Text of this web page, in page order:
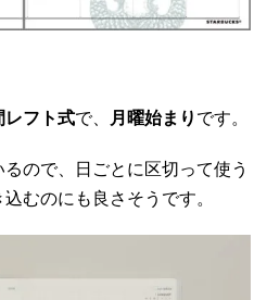
レフト式で、 月曜始まり です。
ので、日ごとに区切って使う
むのにも良さそうです。